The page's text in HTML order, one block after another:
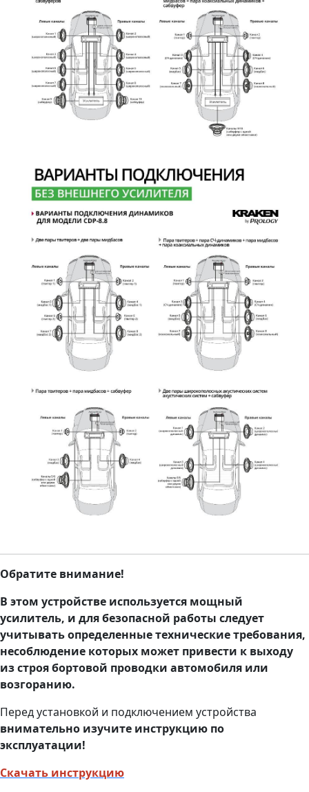
Обратите внимание!
В этом устройстве используется мощный
усилитель, и для безопасной работы следует
учитывать определенные технические требования,
несоблюдение которых может привести к выходу
из строя бортовой проводки автомобиля или
возгоранию.
Перед установкой и подключением устройства
внимательно изучите инструкцию по
эксплуатации!
Скачать инструкцию